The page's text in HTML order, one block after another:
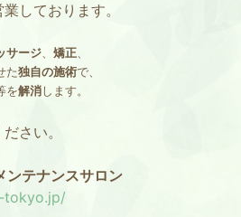
しております。
サージ 矯正
た独自の施術で、
を解消します。
さい。
ンテナンスサロン
tokyo.jp/